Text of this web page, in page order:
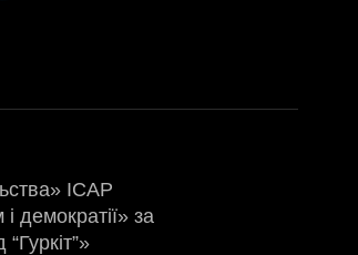
ІСАР
демократії» за